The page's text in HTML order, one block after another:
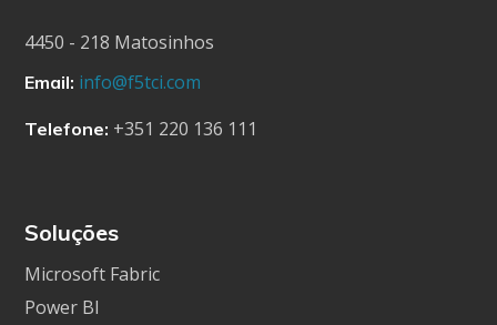
4450 - 218 Matosinhos
Email: info@f5tci.com
Telefone: +351 220 136 111
Soluções
Microsoft Fabric
Power BI